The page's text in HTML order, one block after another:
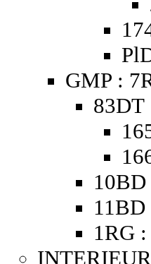
GMP :
83DT
1RG